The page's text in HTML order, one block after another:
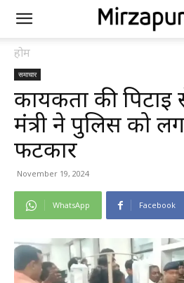
होम
समाचार
कार्यकर्ता की
मंत्री ने पुलिस को
फटकार
November 19, 2024
WhatsApp Facebook